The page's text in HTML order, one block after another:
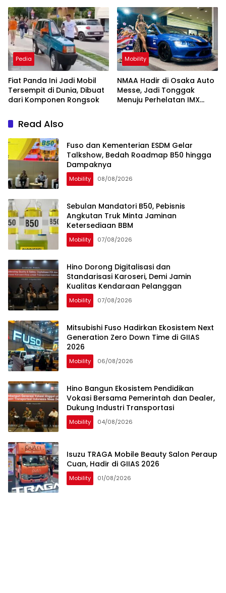
Pedia
Fiat Panda Ini Jadi Mobil
Tersempit di Dunia, Dibuat
dari Komponen Rongsok
Mobility
NMAA Hadir di Osaka Auto
Messe, Jadi Tonggak
Menuju Perhelatan IMX
Read Also
Fuso dan Kementerian ESDM Gelar
Talkshow, Bedah Roadmap B50 hingga
Dampaknya
Mobility 08/08/2026
Sebulan Mandatori B50, Pebisnis
Angkutan Truk Minta Jaminan
Ketersediaan BBM
Mobility 07/08/2026
Hino Dorong Digitalisasi dan
Standarisasi Karoseri, Demi Jamin
Kualitas Kendaraan Pelanggan
Mobility 07/08/2026
Mitsubishi Fuso Hadirkan Ekosistem Next
Generation Zero Down Time di GIIAS
2026
Mobility 06/08/2026
Hino Bangun Ekosistem Pendidikan
Vokasi Bersama Pemerintah dan Dealer,
Dukung Industri Transportasi
Mobility 04/08/2026
Isuzu TRAGA Mobile Beauty Salon Peraup
Cuan, Hadir di GIIAS 2026
Mobility 01/08/2026